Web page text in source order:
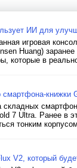
ИИ для
игровая
Huang)
которые в
смартфона-книжки
складных
7 Ultra. Ранее в
тонким
V2, который